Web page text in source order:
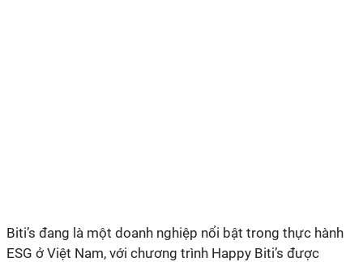
Biti’s đang là một doanh nghiệp nổi bật trong thực hành
ESG ở Việt Nam, với chương trình Happy Biti’s được